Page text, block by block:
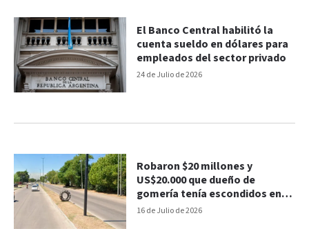
24 de Julio de 2026
El Banco Central habilitó la
cuenta sueldo en dólares para
empleados del sector privado
16 de Julio de 2026
Robaron $20 millones y
US$20.000 que dueño de
gomería tenía escondidos en
un auto